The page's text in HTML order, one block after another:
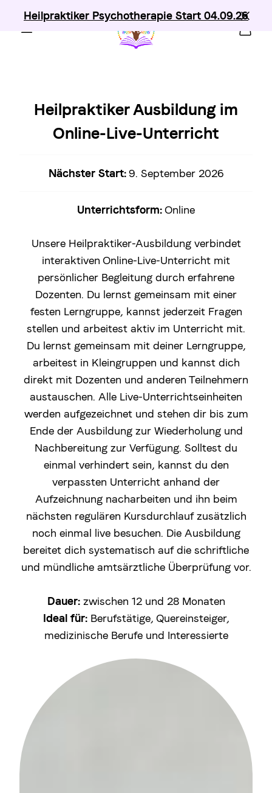
Heilpraktiker Psychotherapie Start 04.09.26
Heilpraktiker Ausbildung im
Online-Live-Unterricht
Nächster Start: 9. September 2026
Unterrichtsform:Online
Unsere Heilpraktiker-Ausbildung verbindet
interaktiven Online-Live-Unterricht mit
persönlicher Begleitung durch erfahrene
Dozenten. Du lernst gemeinsam mit einer
festen Lerngruppe, kannst jederzeit Fragen
stellen und arbeitest aktiv im Unterricht mit.
Du lernst gemeinsam mit deiner Lerngruppe,
arbeitest in Kleingruppen und kannst dich
direkt mit Dozenten und anderen Teilnehmern
austauschen. Alle Live-Unterrichtseinheiten
werden aufgezeichnet und stehen dir bis zum
Ende der Ausbildung zur Wiederholung und
Nachbereitung zur Verfügung. Solltest du
einmal verhindert sein, kannst du den
verpassten Unterricht anhand der
Aufzeichnung nacharbeiten und ihn beim
nächsten regulären Kursdurchlauf zusätzlich
noch einmal live besuchen. Die Ausbildung
bereitet dich systematisch auf die schriftliche
und mündliche amtsärztliche Überprüfung vor.
Dauer:
Ideal für:Berufstätige, Quereinsteiger,
medizinische Berufe und Interessierte